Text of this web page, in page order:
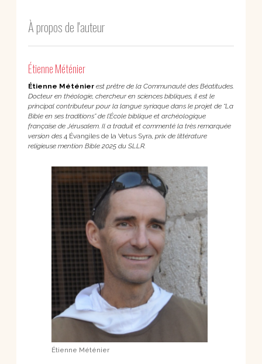
À propos de l'auteur
Étienne Méténier
Étienne Méténier est prêtre de la Communauté des Béatitudes.
Docteur en théologie, chercheur en sciences bibliques, il est le
principal contributeur pour la langue syriaque dans le projet de “La
Bible en ses traditions” de l’École biblique et archéologique
française de Jérusalem. Il a traduit et commenté la très remarquée
version des 4 Évangiles de la Vetus Syra, prix de littérature
religieuse mention Bible 2025 du SLLR.
Étienne Méténier